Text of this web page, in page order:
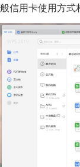
般信用卡使用方式